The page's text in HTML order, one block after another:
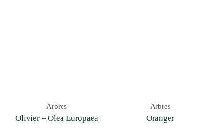
Arbres
Olivier – Olea Europaea
Arbres
Oranger